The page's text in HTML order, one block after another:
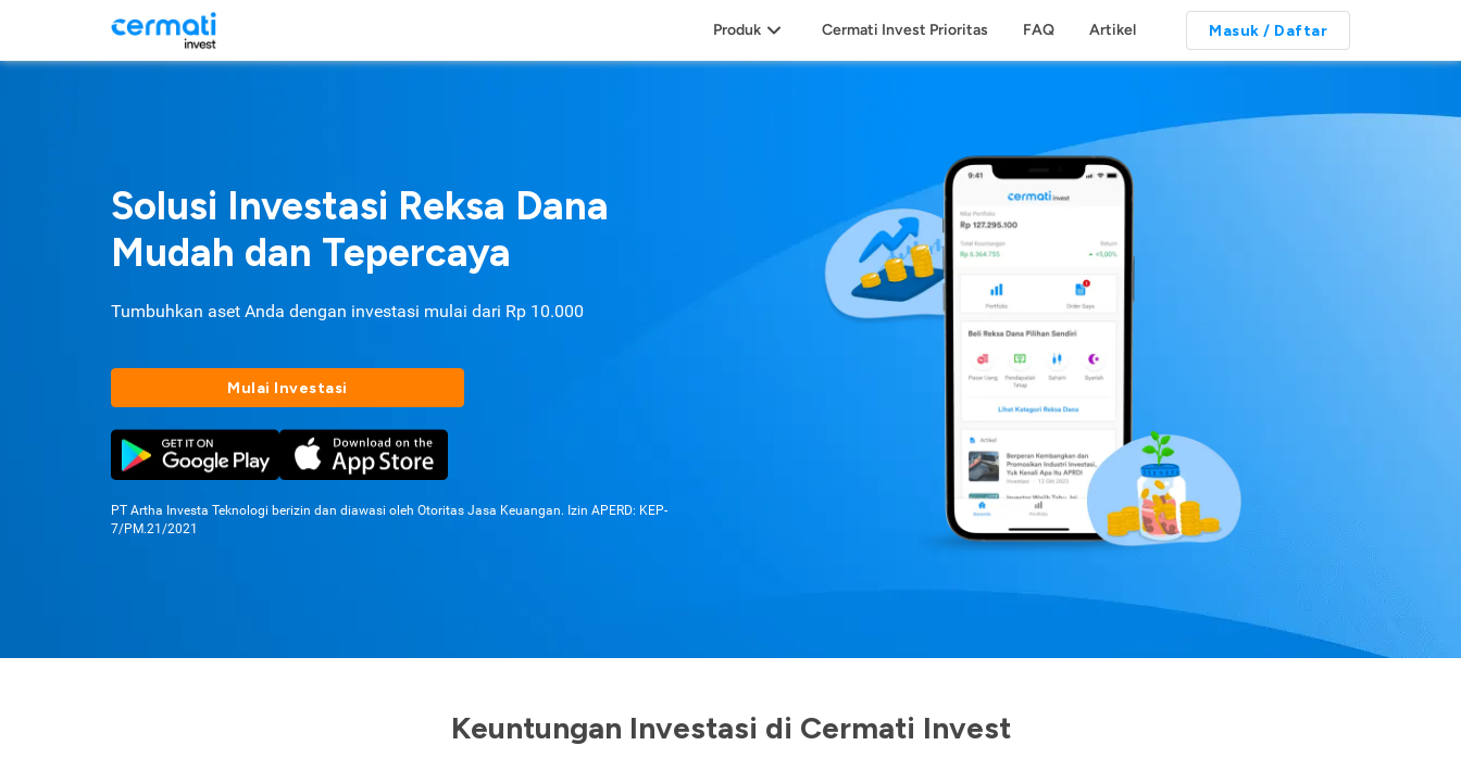
Produk Cermati Invest Prioritas FAQ Artikel Masuk / Daftar
Solusi Investasi Reksa Dana
Mudah dan Tepercaya
Tumbuhkan aset Anda dengan investasi mulai dari Rp 10.000
Mulai Investasi
PT Artha Investa Teknologi berizin dan diawasi oleh Otoritas Jasa Keuangan. Izin APERD: KEP-
7/PM.21/2021
Keuntungan Investasi di Cermati Invest